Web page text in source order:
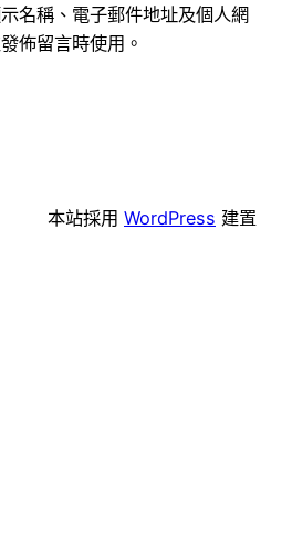
名稱、電子郵件地址及個人網
佈留言時使用。
本站採用 WordPress 建置